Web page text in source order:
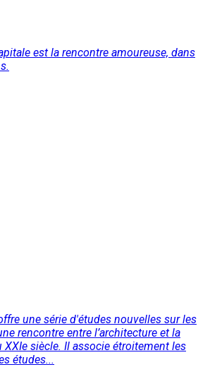
est la rencontre amoureuse, dans
une série d'études nouvelles sur les
rencontre entre l’architecture et la
XXIe siècle. Il associe étroitement les
études...